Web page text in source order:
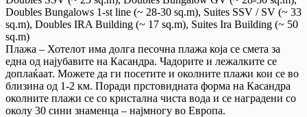
Doubles Bungalows 1-st line (~ 28-30 sq.m), Suites SSV / SV (~ 33
sq.m), Doubles IRA Building (~ 17 sq.m), Suites Ira Building (~ 50
sq.m)
Плажа – Хотелот има долга песочна плажа која се смета за
една од најубавите на Касандра. Чадорите и лежалките се
доплаќаат. Можете да ги посетите и околните плажи кои се во
близина од 1-2 км. Поради прстовидната форма на Касандра
околните плажи се со кристална чиста вода и се наградени со
околу 30 сини знаменца – најмногу во Европа.